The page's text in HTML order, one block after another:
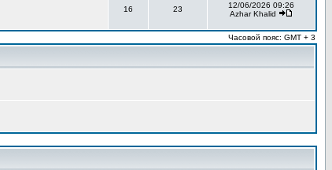
16 23
12/06/2026 09:26
Azhar Khalid
Часовой пояс: GMT + 3